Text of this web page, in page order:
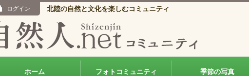
ログイン 北陸の自然と文化を楽しむコミュニティ
ホーム フォトコミュニティ 季節の写真